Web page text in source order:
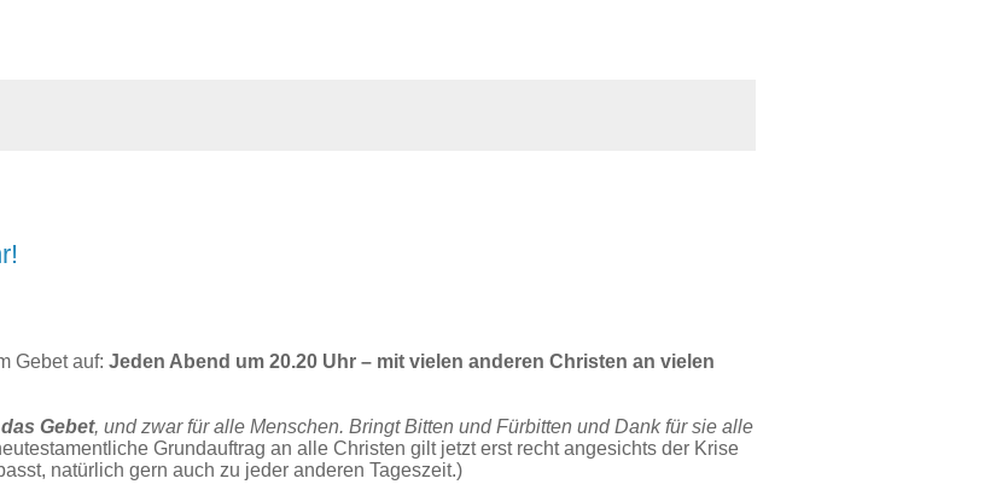
Gebet auf: Jeden Abend um 20.20 Uhr – mit vielen anderen Christen an vielen
Gebet, und zwar für alle Menschen. Bringt Bitten und Fürbitten und Dank für sie alle
Grundauftrag an alle Christen gilt jetzt erst recht angesichts der Krise
natürlich gern auch zu jeder anderen Tageszeit.)